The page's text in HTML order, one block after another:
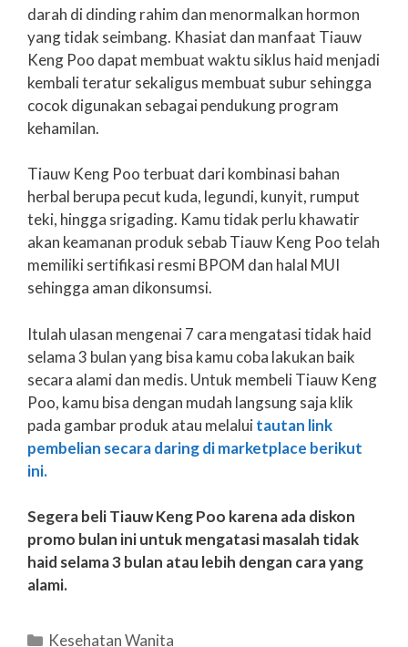
darah di dinding rahim dan menormalkan hormon
yang tidak seimbang. Khasiat dan manfaat Tiauw
Keng Poo dapat membuat waktu siklus haid menjadi
kembali teratur sekaligus membuat subur sehingga
cocok digunakan sebagai pendukung program
kehamilan.
Tiauw Keng Poo terbuat dari kombinasi bahan
herbal berupa pecut kuda, legundi, kunyit, rumput
teki, hingga srigading. Kamu tidak perlu khawatir
akan keamanan produk sebab Tiauw Keng Poo telah
memiliki sertifikasi resmi BPOM dan halal MUI
sehingga aman dikonsumsi.
Itulah ulasan mengenai 7 cara mengatasi tidak haid
selama 3 bulan yang bisa kamu coba lakukan baik
secara alami dan medis. Untuk membeli Tiauw Keng
Poo, kamu bisa dengan mudah langsung saja klik
pada gambar produk atau melaluitautan link
pembelian secara daring di marketplace berikut
ini.
Segera beli Tiauw Keng Poo karena ada diskon
promo bulan ini untuk mengatasi masalah tidak
haid selama 3 bulan atau lebih dengan cara yang
alami.
Categories
Kesehatan Wanita